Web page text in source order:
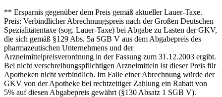
** Ersparnis gegenüber dem Preis gemäß aktueller Lauer-Taxe.
Preis: Verbindlicher Abrechnungspreis nach der Großen Deutschen
Spezialitätentaxe (sog. Lauer-Taxe) bei Abgabe zu Lasten der GKV,
die sich gemäß §129 Abs. 5a SGB V aus dem Abgabepreis des
pharmazeutischen Unternehmens und der
Arzneimittelpreisverordnung in der Fassung zum 31.12.2003 ergibt.
Bei nicht verschreibungspflichtigen Arzneimitteln ist dieser Preis für
Apotheken nicht verbindlich. Im Falle einer Abrechnung würde der
GKV von der Apotheke bei rechtzeitiger Zahlung ein Rabatt von
5% auf diesen Abgabepreis gewährt (§130 Absatz 1 SGB V).